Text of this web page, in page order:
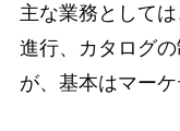
主な業務として
進行、カタログ
が、基本はマー